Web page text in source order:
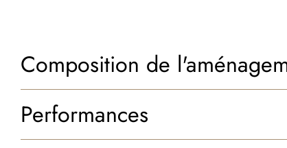
Composition de
Performances